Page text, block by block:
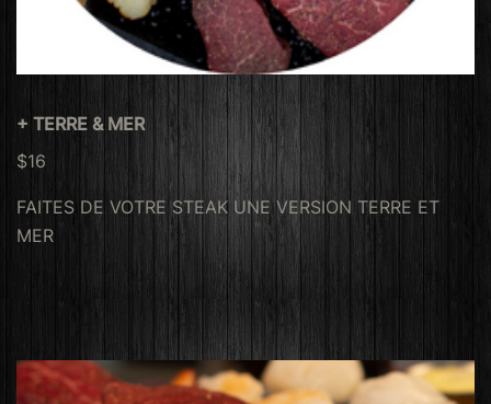
+ TERRE & MER
$16
FAITES DE VOTRE STEAK UNE VERSION TERRE ET
MER